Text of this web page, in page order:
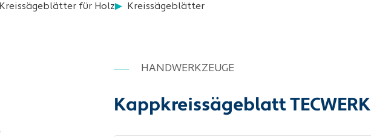
Kreissägeblätter für Holz Kreissägeblätter
HANDWERKZEUGE
Kappkreissägeblatt TECWERK